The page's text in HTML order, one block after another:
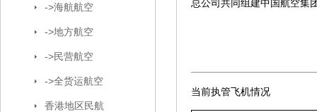
->海航航空
->地方航空
->民营航空
->全货运航空
香港地区民航
总公司共同组建中国航空集
当前执管飞机情况